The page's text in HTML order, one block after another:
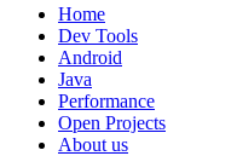
Skip
content
Home
Dev Tools
Android
Java
Performance
Open Projects
About us